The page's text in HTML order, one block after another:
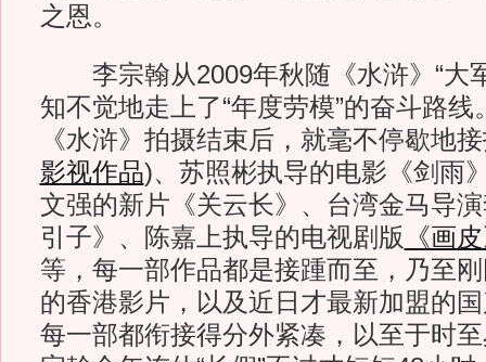
之恩。
李宗翰从2009年秋随《水浒》“大
知不觉地走上了“年度劳模”的奋斗路
《水浒》拍摄结束后，就毫不停歇地
影视作品)、苏照彬执导的电影《剑雨
文强的新片《关云长》、台湾金马导
引子》、陈嘉上执导的电视剧版 《画
等，每一部作品都是接踵而至，乃至
的香港影片，以及近日才最新加盟的
每一部都衔接得分外紧凑，以至于时